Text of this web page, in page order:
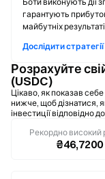
гарантують
майбутніх
Дослідити
Розрахуйте
(USDC)
Цікаво, як показав
нижче, щоб дізнатися,
інвестиції відповідно
Рекордно високий
₴46,7200